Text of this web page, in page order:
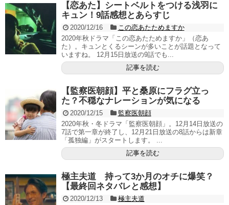
【恋あた】シートベルトをつける浅羽に
キュン！9話感想とあらすじ
2020/12/16
この恋あたためますか
2020年秋ドラマ「この恋あたためますか」（恋あ
た）。キュンとくるシーンが多いことが話題となって
いますね。 12月15日放送の9話でも...
記事を読む
【監察医朝顔】平と桑原にフラグ立っ
た？不穏なナレーションが気になる
2020/12/15
監察医朝顔
2020年秋・冬ドラマ「監察医朝顔」。12月14日放送の
7話で第一章が終了し、12月21日放送の8話からは新章
「孤独編」がスタートします。 ...
記事を読む
極主夫道 持って3か月のオチに爆笑？
【最終回ネタバレと感想】
2020/12/13
極主夫道